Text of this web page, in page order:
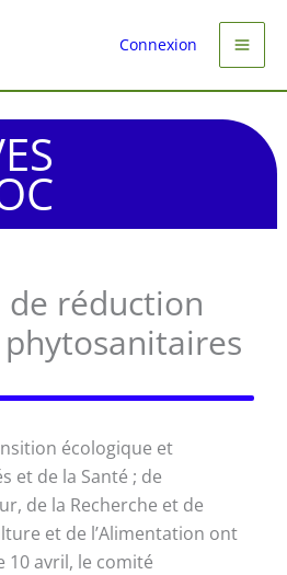
Connexion
de réduction
écologique et
et de la Santé ; de
de la Recherche et de
et de l’Alimentation ont
10 avril, le comité